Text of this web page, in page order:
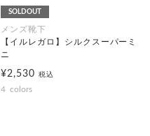
SOLDOUT
メンズ靴下
【イルレガロ】シルクスーパーミ
ニ
¥2,530 税込
4 colors